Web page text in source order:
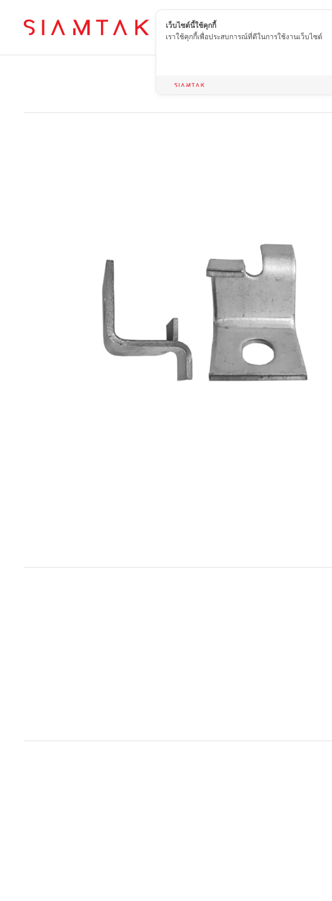
TH
เว็บไซต์นี้ใช้คุกกี้
เราใช้คุกกี้เพื่อประสบการณ์ที่ดีในการใช้งานเว็บไซต์